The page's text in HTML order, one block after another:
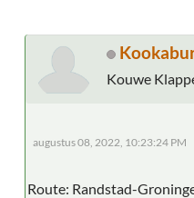
Kouwe
augustus 08, 2022, 10:23:24 PM
Route: Randstad-